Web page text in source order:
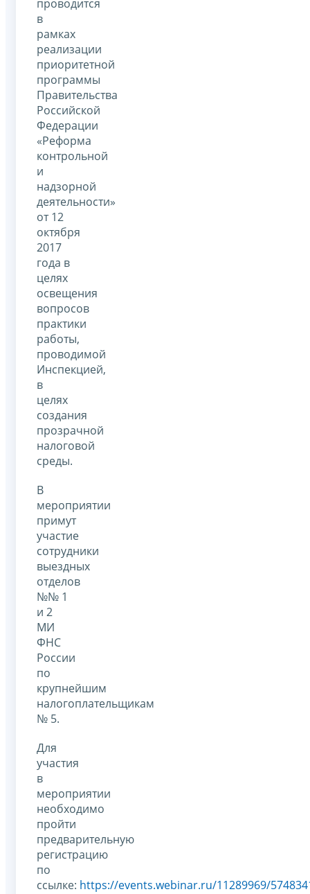
проводится
в
рамках
реализации
приоритетной
программы
Правительства
Российской
Федерации
«Реформа
контрольной
и
надзорной
деятельности»
от 12
октября
2017
года в
целях
освещения
вопросов
практики
работы,
проводимой
Инспекцией,
в
целях
создания
прозрачной
налоговой
среды.
В
мероприятии
примут
участие
сотрудники
выездных
отделов
№№ 1
и 2
МИ
ФНС
России
по
крупнейшим
налогоплательщикам
№ 5.
Для
участия
в
мероприятии
необходимо
пройти
предварительную
регистрацию
по
ссылке: https://events.webinar.ru/11289969/